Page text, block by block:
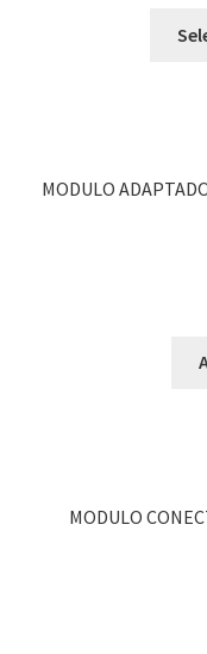
MODULO
MODULO